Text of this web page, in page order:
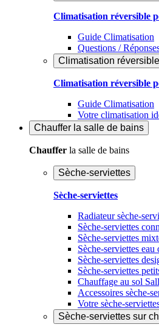
Climatisation réversible
Guide Climatisation
Questions /
Climatisation
Climatisation réversible
Guide Climatisation
Votre climatisation
Chauffer la salle de bains
Chauffer la salle de bains
Sèche-serviettes
Sèche-serviettes
Radiateur sèche-
Sèche-serviettes
Sèche-serviettes
Sèche-serviettes eau
Sèche-serviettes
Sèche-serviettes
Chauffage au sol
Accessoires sèche-
Votre sèche-
Sèche-serviettes sur